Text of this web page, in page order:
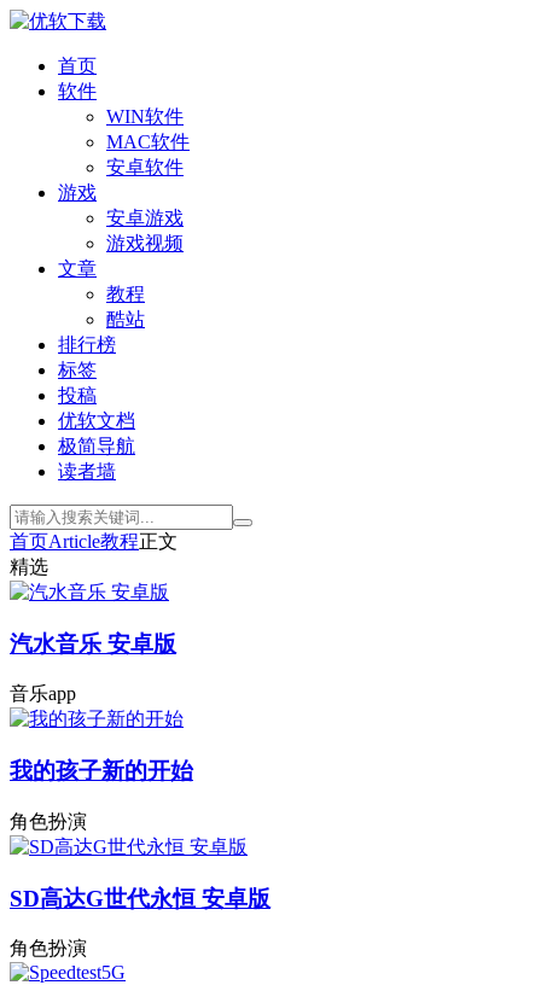
首页
软件
WIN软件
MAC软件
安卓软件
游戏
安卓游戏
游戏视频
文章
教程
酷站
排行榜
标签
投稿
优软文档
极简导航
读者墙
首页Article教程正文
精选
汽水音乐 安卓版
音乐app
我的孩子新的开始
角色扮演
SD高达G世代永恒 安卓版
角色扮演